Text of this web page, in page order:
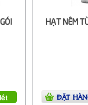
HẠT NÊM
ĐẶT